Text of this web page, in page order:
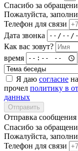
Спасибо за
Пожалуйста,
Телефон для связи
Дата звонка
Как вас зовут?
время
Я даю согласие
прочел политику в
данных
Отправить
Отправка сообщения
Спасибо за
Пожалуйста,
Телефон для связи